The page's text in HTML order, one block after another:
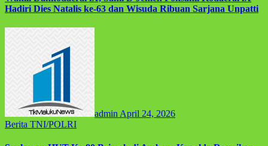
Hadiri Dies Natalis ke-63 dan Wisuda Ribuan Sarjana Unpatti
admin April 24, 2026
Berita TNI/POLRI